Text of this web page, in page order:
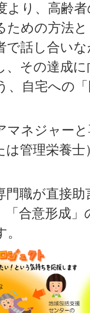
より、高齢
ための方法
で話し合い
、その達成
、自宅への
マネジャー
は管理栄養
門職が直接
「合意形成